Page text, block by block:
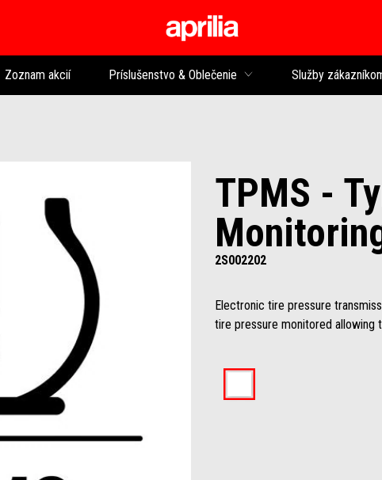
Zoznam akcií Príslušenstvo & Oblečenie Služby
TPMS -
2S002202
Electronic tire pressure
tire pressure monitored allowing